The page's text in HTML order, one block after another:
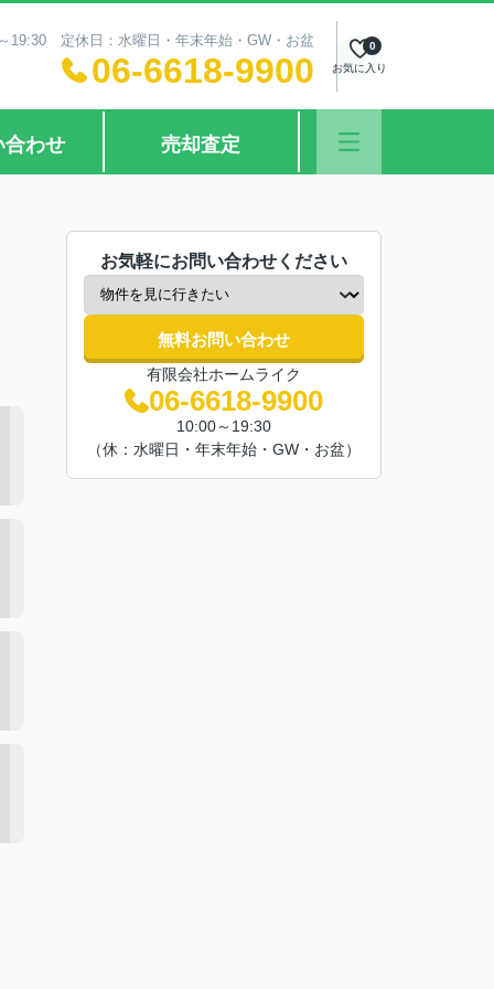
19:30 定休日：水曜日・年末年始・GW・お盆
06-6618-9900 お気に入り
0
合わせ 売却査定
お気軽にお問い合わせください
無料お問い合わせ
有限会社ホームライク
06-6618-9900
10:00～19:30
（休：水曜日・年末年始・GW・お盆）